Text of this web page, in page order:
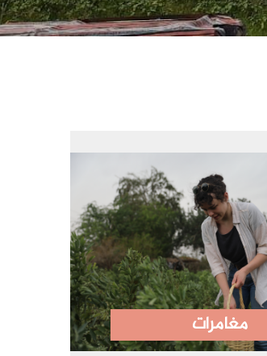
مغامرات